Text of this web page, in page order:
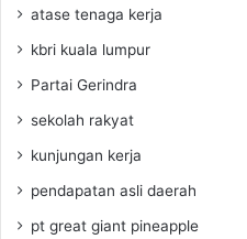
atase tenaga kerja
kbri kuala lumpur
Partai Gerindra
sekolah rakyat
kunjungan kerja
pendapatan asli daerah
pt great giant pineapple